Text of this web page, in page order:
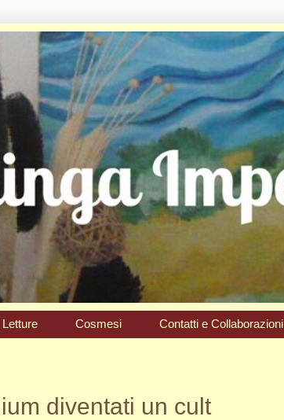
Letture Cosmesi Contatti e Collaborazioni
diventati un cult